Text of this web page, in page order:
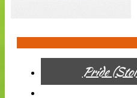
Split visionPride